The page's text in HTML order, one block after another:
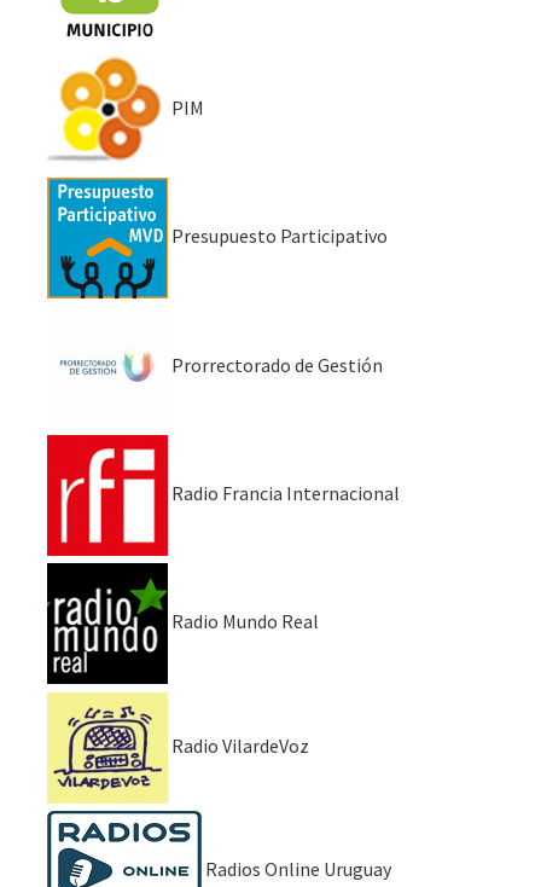
PIM
Presupuesto Participativo
Prorrectorado de Gestión
Radio Francia Internacional
Radio Mundo Real
Radio VilardeVoz
Radios Online Uruguay